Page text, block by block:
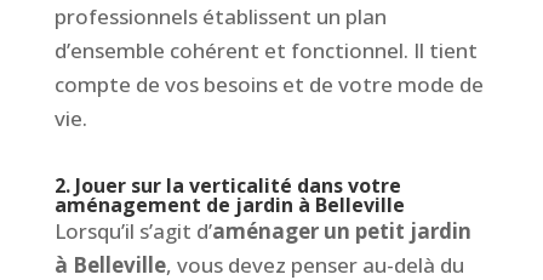
professionnels établissent un plan
d’ensemble cohérent et fonctionnel. Il tient
compte de vos besoins et de votre mode de
vie.
2. Jouer sur la verticalité dans votre
aménagement de jardin à Belleville
Lorsqu’il s’agit d’aménager un petit jardin
à Belleville, vous devez penser au-delà du